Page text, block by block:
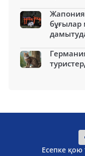
бұғылар
Есепке қою